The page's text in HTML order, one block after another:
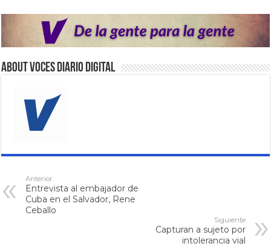
About VOCES Diario digital
Anterior
Entrevista al embajador de
Cuba en el Salvador, Rene
Ceballo
Siguiente
Capturan a sujeto por
intolerancia vial